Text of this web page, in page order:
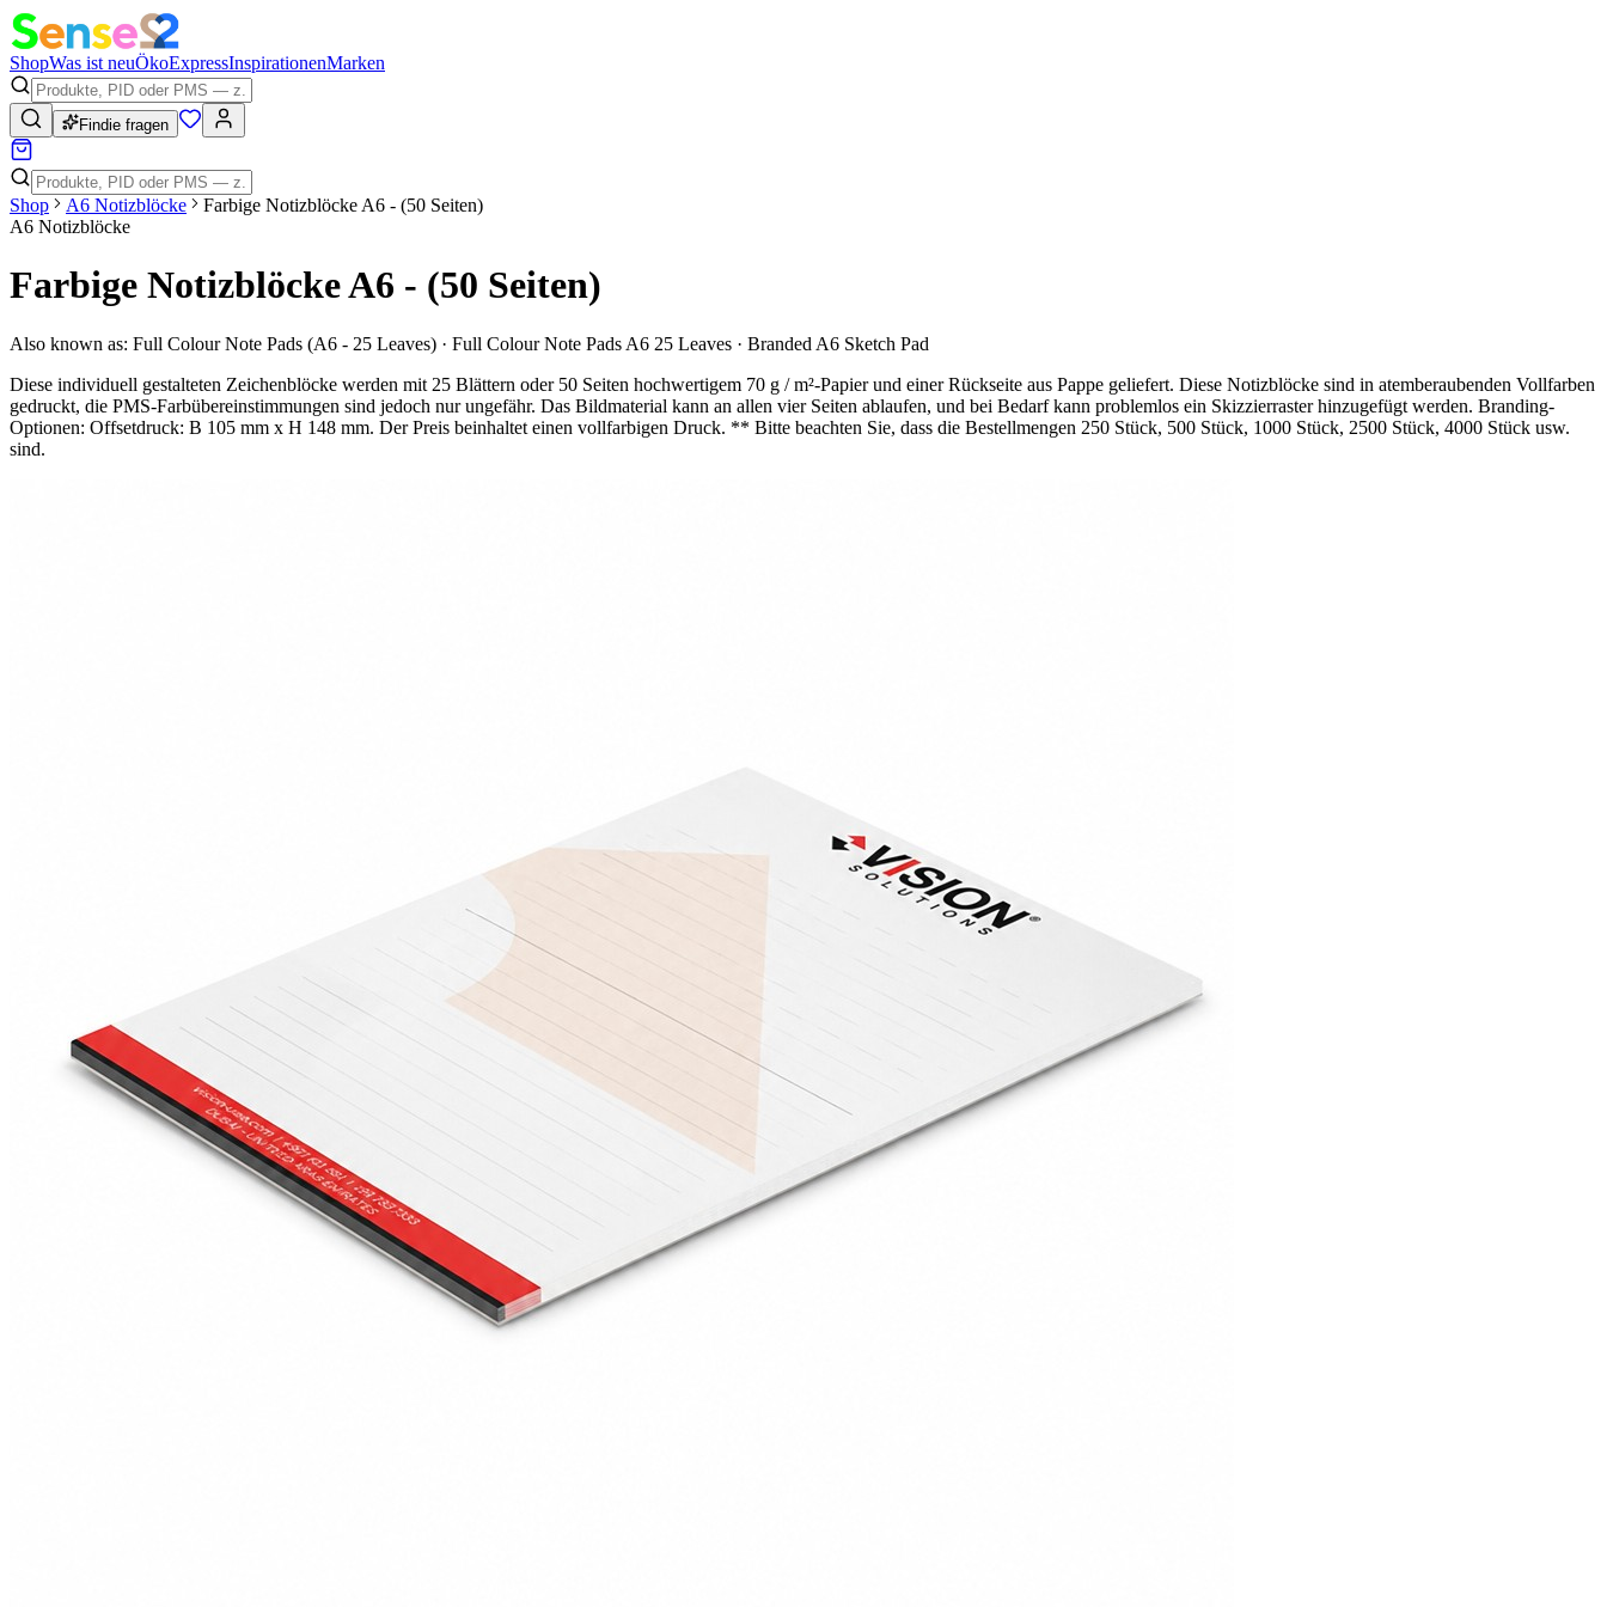
ShopWas ist neuÖkoExpressInspirationenMarken
Findie fragen
Shop A6 Notizblöcke
Farbige Notizblöcke A6 - (50 Seiten)
A6 Notizblöcke
Farbige Notizblöcke A6 - (50 Seiten)
Also known as: Full Colour Note Pads (A6 - 25 Leaves) · Full Colour Note Pads A6 25 Leaves · Branded A6 Sketch Pad
Diese individuell gestalteten Zeichenblöcke werden mit 25 Blättern oder 50 Seiten hochwertigem 70 g / m²-Papier und einer Rückseite aus Pappe geliefert. Diese Notizblöcke sind in atemberaubenden Vollfarben
gedruckt, die PMS-Farbübereinstimmungen sind jedoch nur ungefähr. Das Bildmaterial kann an allen vier Seiten ablaufen, und bei Bedarf kann problemlos ein Skizzierraster hinzugefügt werden. Branding-
Optionen: Offsetdruck: B 105 mm x H 148 mm. Der Preis beinhaltet einen vollfarbigen Druck. ** Bitte beachten Sie, dass die Bestellmengen 250 Stück, 500 Stück, 1000 Stück, 2500 Stück, 4000 Stück usw.
sind.